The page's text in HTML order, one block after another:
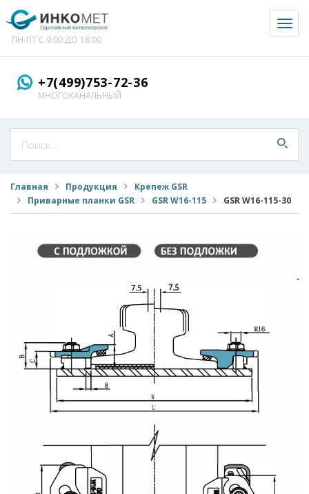
ПН-ПТ С 9:00 ДО 18:00
+7(499)753-72-36
МНОГОКАНАЛЬНЫЙ
Главная Продукция
Крепеж GSR
Приварные планки GSR
GSR W16-115 GSR W16-115-30